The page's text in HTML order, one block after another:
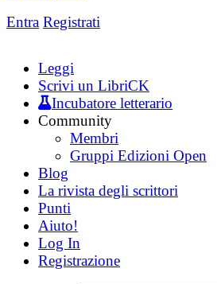
Entra Registrati
Leggi
Scrivi un LibriCK
Incubatore letterario
Community
Membri
Gruppi Edizioni Open
Blog
La rivista degli scrittori
Punti
Aiuto!
Log In
Registrazione